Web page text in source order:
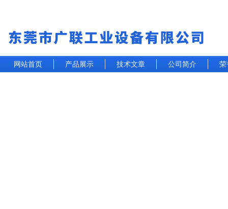
网站首页 产品展示 技术文章 公司简介 荣